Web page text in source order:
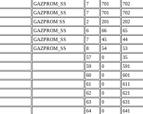
GAZPROM_SS 7 701 702
GAZPROM_SS 7 701 702
GAZPROM SS 2 201 202
GAZPROM_SS 6 66 65
GAZPROM_SS 7 45 44
GAZPROM_SS 8 54 53
57 0 35
59 0 591
60 0 601
61 0 611
62 0 621
63 0 631
64 0 641